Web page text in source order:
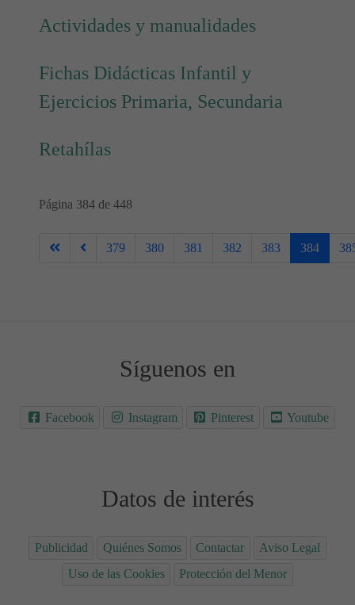
Actividades y manualidades
Fichas Didácticas Infantil y
Ejercicios Primaria, Secundaria
Retahílas
Página 384 de 448
379 380 381 382 383 384
Síguenos en
Facebook Instagram Pinterest Youtube
Datos de interés
Publicidad Quiénes Somos Contactar
Aviso Legal
Uso de las Cookies
Protección del Menor